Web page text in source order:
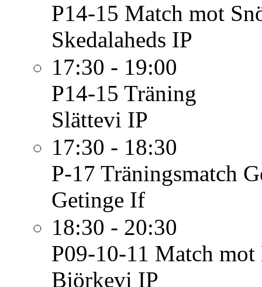
P14-15 Match mot
Skedalaheds IP
17:30 - 19:00
P14-15 Träning
Slättevi IP
17:30 - 18:30
P-17 Träningsmatch
Getinge If
18:30 - 20:30
P09-10-11 Match mot
Björkevi IP